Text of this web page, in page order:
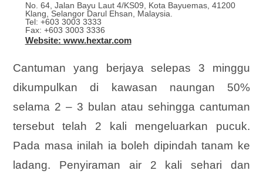
No. 64, Jalan Bayu Laut 4/KS09, Kota Bayuemas, 41200
Klang, Selangor Darul Ehsan, Malaysia.
Tel: +603 3003 3333
Fax: +603 3003 3336
Website: www.hextar.com
Cantuman yang berjaya selepas 3 minggu
dikumpulkan di kawasan naungan 50%
selama 2 – 3 bulan atau sehingga cantuman
tersebut telah 2 kali mengeluarkan pucuk.
Pada masa inilah ia boleh dipindah tanam ke
ladang. Penyiraman air 2 kali sehari dan